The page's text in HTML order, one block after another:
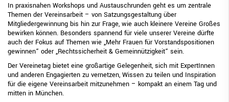
In praxisnahen Workshops und Austauschrunden geht es um zentrale
Themen der Vereinsarbeit – von Satzungsgestaltung über
Mitgliedergewinnung bis hin zur Frage, wie auch kleinere Vereine Großes
bewirken können. Besonders spannend für viele unserer Vereine dürfte
auch der Fokus auf Themen wie „Mehr Frauen für Vorstandspositionen
gewinnen“ oder „Rechtssicherheit & Gemeinnützigkeit“ sein.
Der Vereinetag bietet eine großartige Gelegenheit, sich mit ExpertInnen
und anderen Engagierten zu vernetzen, Wissen zu teilen und Inspiration
für die eigene Vereinsarbeit mitzunehmen – kompakt an einem Tag und
mitten in München.